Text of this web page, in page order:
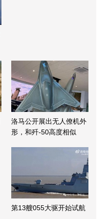
洛马公开展出无人僚机外
形，和歼-50高度相似
第13艘055大驱开始试航